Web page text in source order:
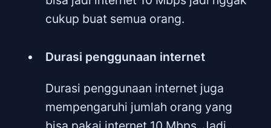
cukup buat semua orang.
Durasi penggunaan internet
Durasi penggunaan internet juga
mempengaruhi jumlah orang yang